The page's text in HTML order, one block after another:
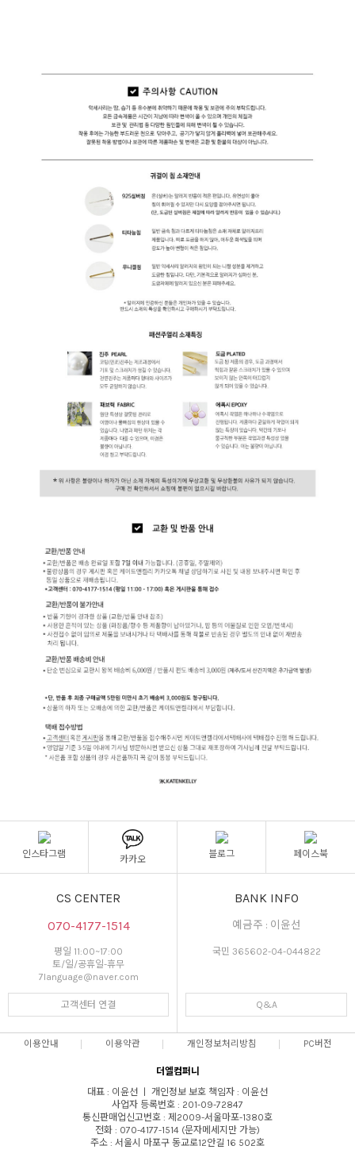
인스타그램
카카오
블로그 페이스북
CS CENTER
070-4177-1514
평일 11:00~17:00
토/일/공휴일-휴무
7language@naver.com
고객센터 연결
BANK INFO
예금주 : 이윤선
국민 365602-04-044822
Q&A
이용안내 이용약관 개인정보처리방침 PC버전
더엘컴퍼니
대표 : 이윤선 ㅣ 개인정보 보호 책임자 : 이윤선
사업자 등록번호 : 201-09-72847
통신판매업신고번호 : 제2009-서울마포-1380호
전화 : 070-4177-1514 (문자메세지만 가능)
주소 : 서울시 마포구 동교로12안길 16 502호